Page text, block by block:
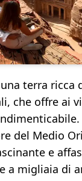
terra ricca
che offre ai
del Medio
e
a migliaia di